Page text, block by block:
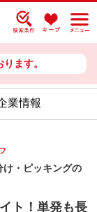
ます。
業情報
・ピッキングの
ト！単発も長